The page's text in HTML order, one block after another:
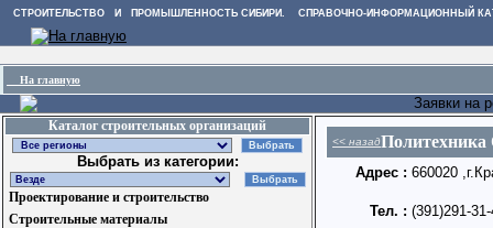
СТРОИТЕЛЬСТВО И ПРОМЫШЛЕННОСТЬ СИБИРИ. СПРАВОЧНО-ИНФОРМАЦИОННЫЙ
На главную
Заявки на
Каталог строительных организаций
Выбрать из категории:
Проектирование и строительство
Строительные материалы
<< назад
Адрес : 660020
Тел. : (391)291-